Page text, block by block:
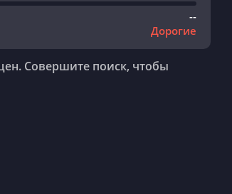
--
Дорогие
Совершите поиск, чтобы